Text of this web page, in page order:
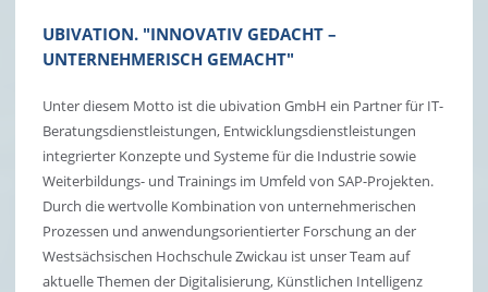
UBIVATION. "INNOVATIV GEDACHT –
UNTERNEHMERISCH GEMACHT"
Unter diesem Motto ist die ubivation GmbH ein Partner für IT-
Beratungsdienstleistungen, Entwicklungsdienstleistungen
integrierter Konzepte und Systeme für die Industrie sowie
Weiterbildungs- und Trainings im Umfeld von SAP-Projekten.
Durch die wertvolle Kombination von unternehmerischen
Prozessen und anwendungsorientierter Forschung an der
Westsächsischen Hochschule Zwickau ist unser Team auf
aktuelle Themen der Digitalisierung, Künstlichen Intelligenz